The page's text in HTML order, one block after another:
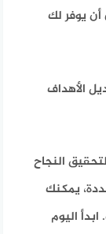
يوفر لك
الأهداف
النجاح
يمكنك
اليوم